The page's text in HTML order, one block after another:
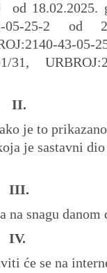
od 18.02.2025.
05-25-2 od
43-
31,
II.
je to
je sastavni
III.
na snagu danom
IV.
će se na